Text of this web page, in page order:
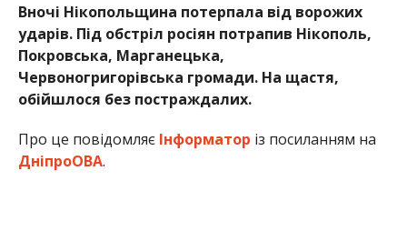
Вночі Нікопольщина потерпала від ворожих
ударів. Під обстріл росіян потрапив Нікополь,
Покровська, Марганецька,
Червоногригорівська громади. На щастя,
обійшлося без постраждалих.
Про це повідомляє Інформатор із посиланням на
ДніпроОВА.